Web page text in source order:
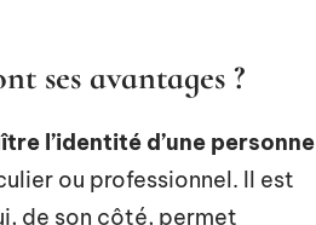
ses avantages ?
l’identité d’une personne
ou professionnel. Il est
de son côté, permet